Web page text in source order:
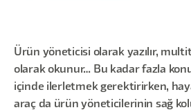
Ürün yöneticisi olarak yazılır,
olarak okunur… Bu kadar fazla
içinde ilerletmek gerektirirken,
araç da ürün yöneticilerinin sağ